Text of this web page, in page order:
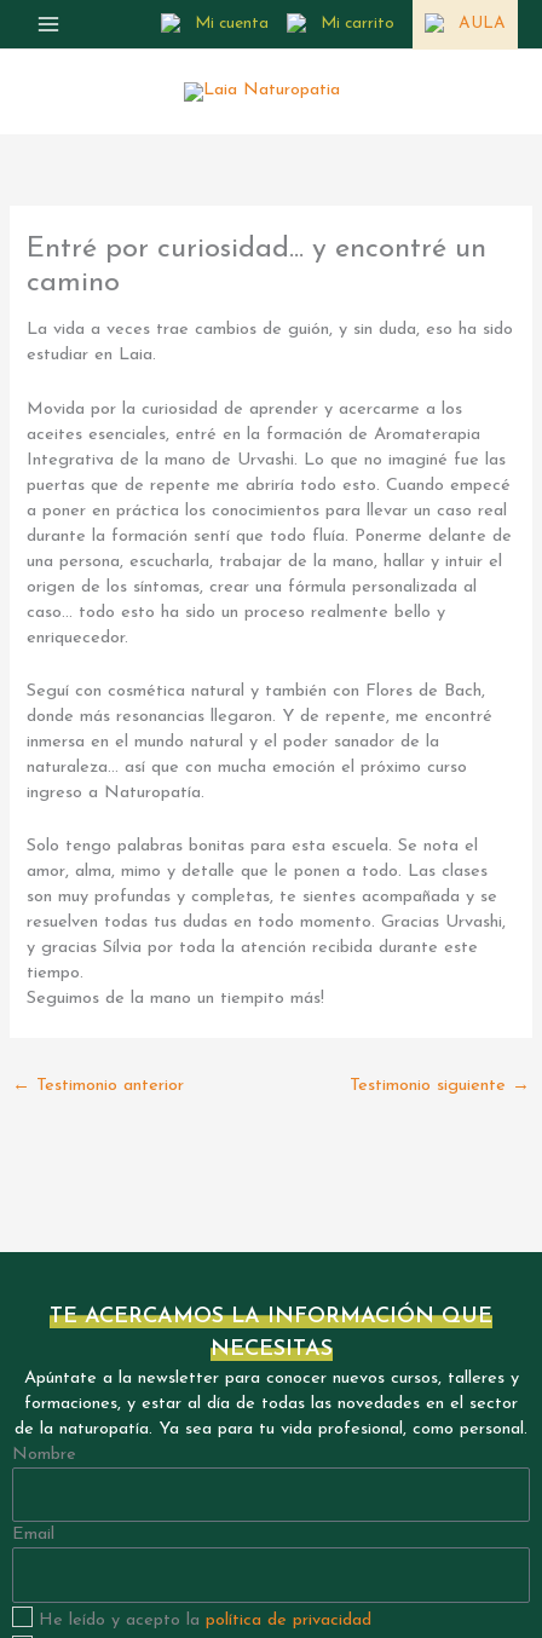
Mi cuenta Mi carrito AULA
Entré por curiosidad… y encontré un
camino
La vida a veces trae cambios de guión, y sin duda, eso ha sido
estudiar en Laia.
Movida por la curiosidad de aprender y acercarme a los
aceites esenciales, entré en la formación de Aromaterapia
Integrativa de la mano de Urvashi. Lo que no imaginé fue las
puertas que de repente me abriría todo esto. Cuando empecé
a poner en práctica los conocimientos para llevar un caso real
durante la formación sentí que todo fluía. Ponerme delante de
una persona, escucharla, trabajar de la mano, hallar y intuir el
origen de los síntomas, crear una fórmula personalizada al
caso… todo esto ha sido un proceso realmente bello y
enriquecedor.
Seguí con cosmética natural y también con Flores de Bach,
donde más resonancias llegaron. Y de repente, me encontré
inmersa en el mundo natural y el poder sanador de la
naturaleza… así que con mucha emoción el próximo curso
ingreso a Naturopatía.
Solo tengo palabras bonitas para esta escuela. Se nota el
amor, alma, mimo y detalle que le ponen a todo. Las clases
son muy profundas y completas, te sientes acompañada y se
resuelven todas tus dudas en todo momento. Gracias Urvashi,
y gracias Sílvia por toda la atención recibida durante este
tiempo.
Seguimos de la mano un tiempito más!
← Testimonio anterior Testimonio siguiente →
TE ACERCAMOS LA INFORMACIÓN QUE
NECESITAS
Apúntate a la newsletter para conocer nuevos cursos, talleres y
formaciones, y estar al día de todas las novedades en el sector
de la naturopatía. Ya sea para tu vida profesional, como personal.
Nombre
Email
He leído y acepto la política de privacidad